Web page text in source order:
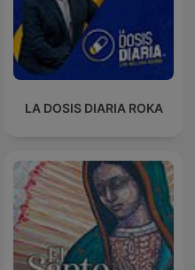
LA DOSIS DIARIA ROKA